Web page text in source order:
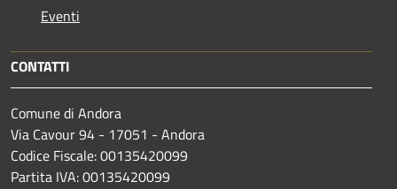
Eventi
CONTATTI
Comune di Andora
Via Cavour 94 - 17051 - Andora
Codice Fiscale: 00135420099
Partita IVA: 00135420099